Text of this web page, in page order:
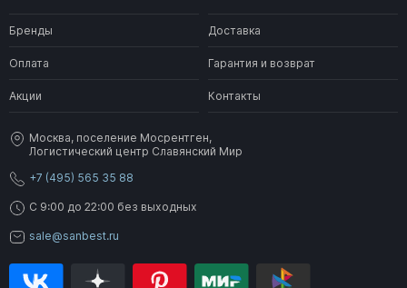
Бренды Доставка
Оплата Гарантия и возврат
Акции Контакты
Москва, поселение Мосрентген,
Логистический центр Славянский Мир
+7 (495) 565 35 88
C 9:00 до 22:00 без выходных
sale@sanbest.ru